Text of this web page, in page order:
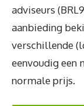
adviseurs
aanbieding
verschillende
eenvoudig een
normale prijs.